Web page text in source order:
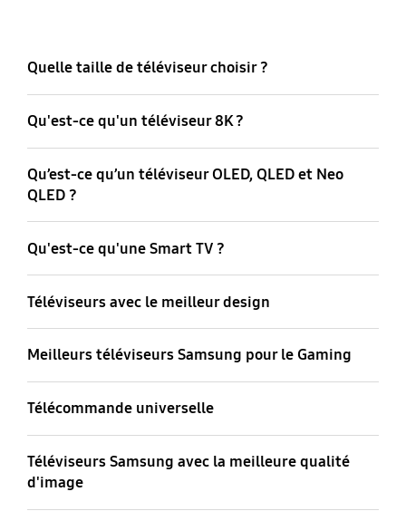
Quelle taille de téléviseur choisir ?
Qu'est-ce qu'un téléviseur 8K ?
Qu’est-ce qu’un téléviseur OLED, QLED et Neo
QLED ?
Qu'est-ce qu'une Smart TV ?
Téléviseurs avec le meilleur design
Meilleurs téléviseurs Samsung pour le Gaming
Télécommande universelle
Téléviseurs Samsung avec la meilleure qualité
d'image